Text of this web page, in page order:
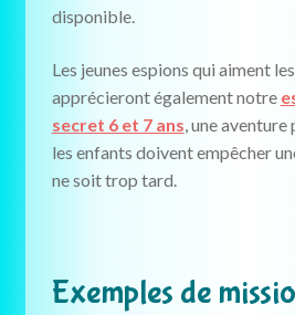
disponible.
Les jeunes espions qui aiment
apprécieront également notre
secret 6 et 7 ans , une aventure
les enfants doivent empêcher
ne soit trop tard.
Exemples de